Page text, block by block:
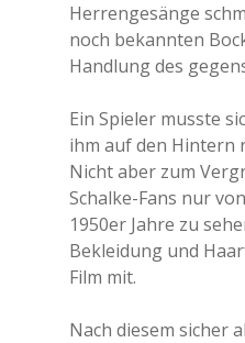
Herrengesänge
noch bekannten
Handlung des
Ein Spieler musste
ihm auf den Hintern
Nicht aber zum
Schalke-Fans nur
1950er Jahre zu
Bekleidung und
Film mit.
Nach diesem sicher